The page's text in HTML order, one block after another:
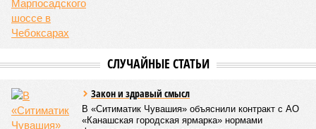
СЛУЧАЙНЫЕ СТАТЬИ
Закон и здравый смысл
В «Ситиматик Чувашия» объяснили контракт с АО
«Канашская городская ярмарка» нормами